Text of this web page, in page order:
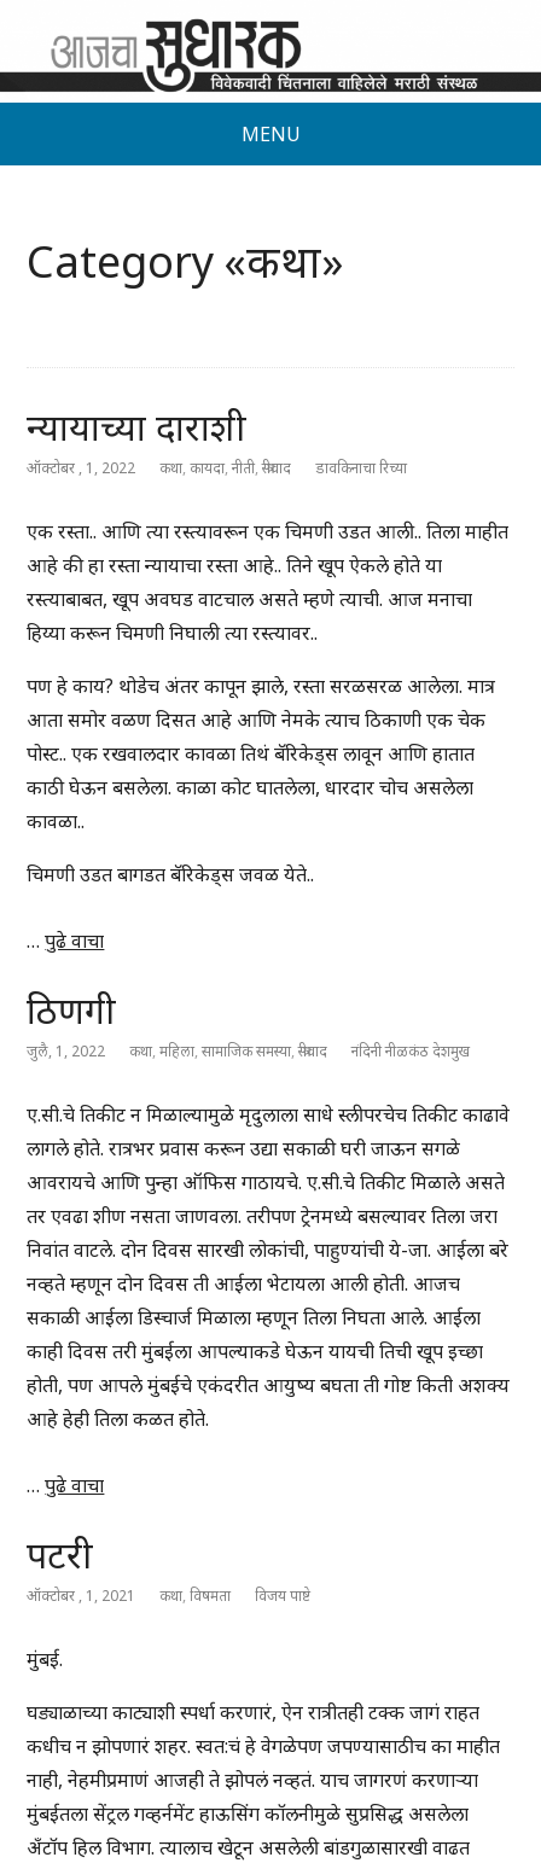
MENU
Category «कथा»
न्यायाच्या दाराशी
ऑक्टोबर , 1, 2022 कथा,कायदा,नीती,स्त्रीवाद डावकिनाचा रिच्या
एक रस्ता.. आणि त्या रस्त्यावरून एक चिमणी उडत आली.. तिला माहीत
आहे की हा रस्ता न्यायाचा रस्ता आहे.. तिने खूप ऐकले होते या
रस्त्याबाबत, खूप अवघड वाटचाल असते म्हणे त्याची. आज मनाचा
हिय्या करून चिमणी निघाली त्या रस्त्यावर..
पण हे काय? थोडेच अंतर कापून झाले, रस्ता सरळसरळ आलेला. मात्र
आता समोर वळण दिसत आहे आणि नेमके त्याच ठिकाणी एक चेक
पोस्ट.. एक रखवालदार कावळा तिथं बॅरिकेड्स लावून आणि हातात
काठी घेऊन बसलेला. काळा कोट घातलेला, धारदार चोच असलेला
कावळा..
चिमणी उडत बागडत बॅरिकेड्स जवळ येते..
…पुढे वाचा
ठिणगी
जुलै, 1, 2022 कथा,महिला,सामाजिक समस्या,स्त्रीवाद नंदिनी नीळकंठ देशमुख
ए.सी.चे तिकीट न मिळाल्यामुळे मृदुलाला साधे स्लीपरचेच तिकीट काढावे
लागले होते. रात्रभर प्रवास करून उद्या सकाळी घरी जाऊन सगळे
आवरायचे आणि पुन्हा ऑफिस गाठायचे. ए.सी.चे तिकीट मिळाले असते
तर एवढा शीण नसता जाणवला. तरीपण ट्रेनमध्ये बसल्यावर तिला जरा
निवांत वाटले. दोन दिवस सारखी लोकांची, पाहुण्यांची ये-जा. आईला बरे
नव्हते म्हणून दोन दिवस ती आईला भेटायला आली होती. आजच
सकाळी आईला डिस्चार्ज मिळाला म्हणून तिला निघता आले. आईला
काही दिवस तरी मुंबईला आपल्याकडे घेऊन यायची तिची खूप इच्छा
होती, पण आपले मुंबईचे एकंदरीत आयुष्य बघता ती गोष्ट किती अशक्य
आहे हेही तिला कळत होते.
…पुढे वाचा
पटरी
ऑक्टोबर , 1, 2021 कथा,विषमता विजय पाष्टे
मुंबई.
घड्याळाच्या काट्याशी स्पर्धा करणारं, ऐन रात्रीतही टक्क जागं राहत
कधीच न झोपणारं शहर. स्वत:चं हे वेगळेपण जपण्यासाठीच का माहीत
नाही, नेहमीप्रमाणं आजही ते झोपलं नव्हतं. याच जागरणं करणाऱ्या
मुंबईतला सेंट्रल गव्हर्नमेंट हाऊसिंग कॉलनीमुळे सुप्रसिद्ध असलेला
अँटॉप हिल विभाग. त्यालाच खेटून असलेली बांडगुळासारखी वाढत